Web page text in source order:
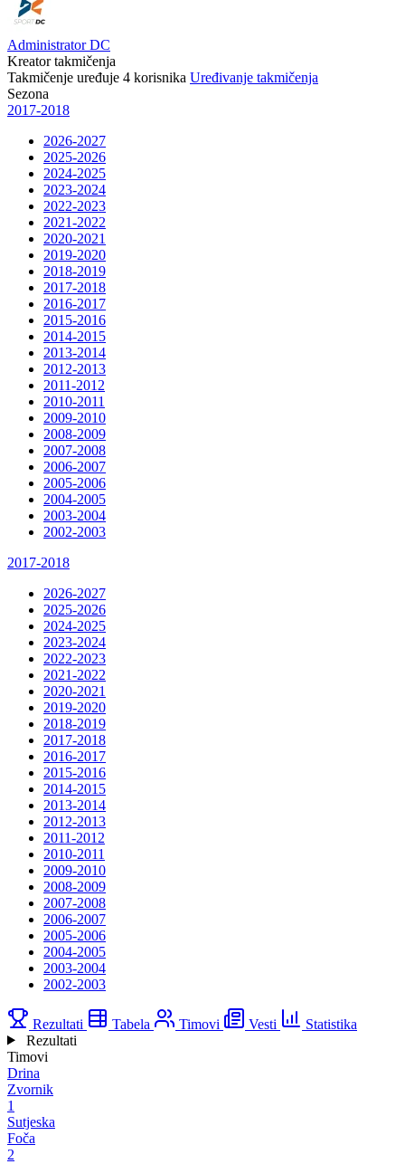
Administrator DC
Kreator takmičenja
Takmičenje uređuje 4 korisnika Uređivanje takmičenja
Sezona
2017-2018
2026-2027
2025-2026
2024-2025
2023-2024
2022-2023
2021-2022
2020-2021
2019-2020
2018-2019
2017-2018
2016-2017
2015-2016
2014-2015
2013-2014
2012-2013
2011-2012
2010-2011
2009-2010
2008-2009
2007-2008
2006-2007
2005-2006
2004-2005
2003-2004
2002-2003
2017-2018
2026-2027
2025-2026
2024-2025
2023-2024
2022-2023
2021-2022
2020-2021
2019-2020
2018-2019
2017-2018
2016-2017
2015-2016
2014-2015
2013-2014
2012-2013
2011-2012
2010-2011
2009-2010
2008-2009
2007-2008
2006-2007
2005-2006
2004-2005
2003-2004
2002-2003
Rezultati Tabela Timovi Vesti
Statistika
Rezultati
Timovi
Drina
Zvornik
1
Sutjeska
Foča
2